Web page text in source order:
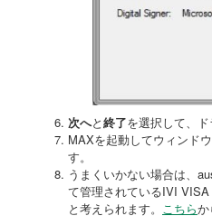
次へと終了を選択して、ド
MAXを起動してウィンド
す。
うまくいかない場合は、
て管理されているIVI
と考えられます。 こちら